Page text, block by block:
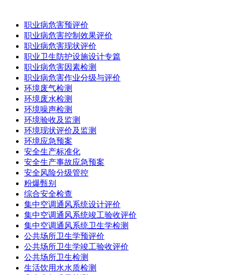
职业病危害预评价
职业病危害控制效果评价
职业病危害现状评价
职业卫生防护设施设计专篇
职业病危害因素检测
职业病危害作业分级与评价
环境废气检测
环境废水检测
环境噪声检测
环境验收及监测
环境现状评价及监测
环境应急预案
安全生产标准化
安全生产事故应急预案
安全风险分级管控
粉爆甄别
综合安全检查
集中空调通风系统设计评价
集中空调通风系统竣工验收评价
集中空调通风系统卫生学检测
公共场所卫生学预评价
公共场所卫生学竣工验收评价
公共场所卫生检测
生活饮用水水质检测